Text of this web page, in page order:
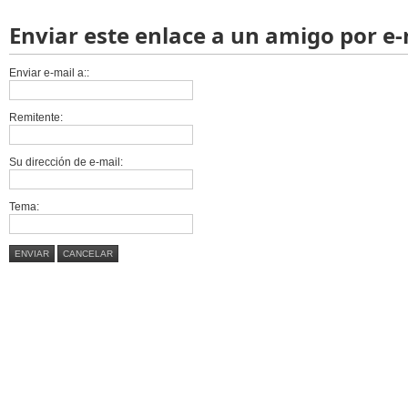
Enviar este enlace a un amigo por
Enviar e-mail a::
Remitente:
Su dirección de e-mail:
Tema:
ENVIAR CANCELAR